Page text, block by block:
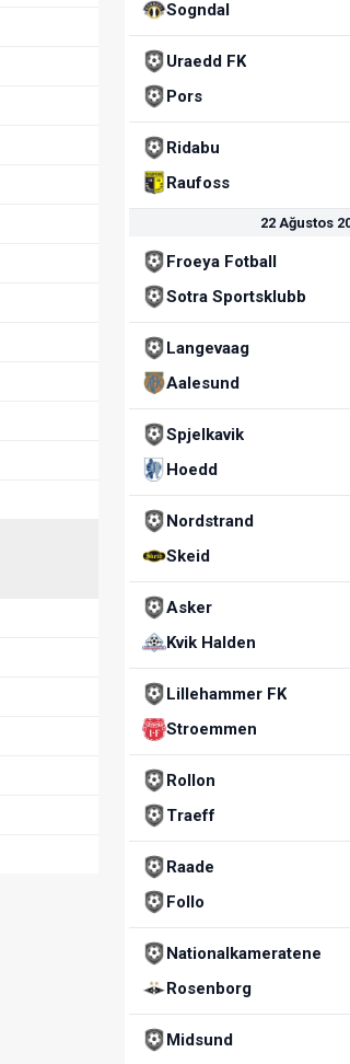
Sogndal
Uraedd FK
Pors
Ridabu
Raufoss
22 Ağustos
Froeya Fotball
Sotra Sportsklubb
Langevaag
Aalesund
Spjelkavik
Hoedd
Nordstrand
Skeid
Asker
Kvik Halden
Lillehammer FK
Stroemmen
Rollon
Traeff
Raade
Follo
Nationalkameratene
Rosenborg
Midsund